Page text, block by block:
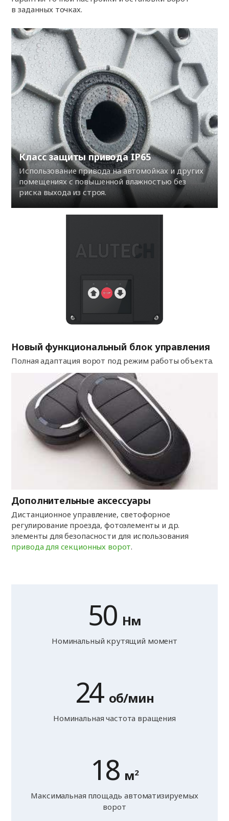
в заданных точках.
Класс защиты привода IP65
Использование привода на автомойках и других
помещениях с повышенной влажностью без
риска выхода из строя.
Новый функциональный блок управления
Полная адаптация ворот под режим работы объекта.
Дополнительные аксессуары
Дистанционное управление, светофорное
регулирование проезда, фотоэлементы и др.
элементы для безопасности для использования
привода для секционных ворот.
50 Нм
Номинальный крутящий момент
24 об/мин
Номинальная частота вращения
18 м2
Максимальная площадь автоматизируемых
ворот